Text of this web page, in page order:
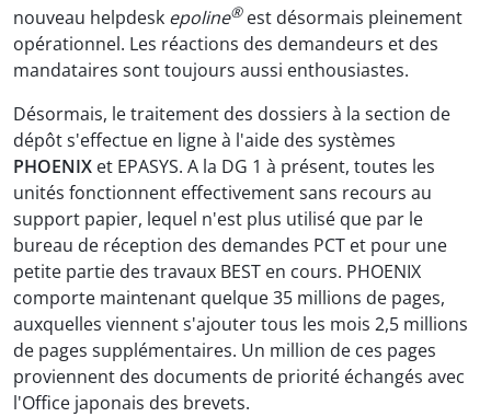
nouveau helpdesk epoline®est désormais pleinement
opérationnel. Les réactions des demandeurs et des
mandataires sont toujours aussi enthousiastes.
Désormais, le traitement des dossiers à la section de
dépôt s'effectue en ligne à l'aide des systèmes
PHOENIX et EPASYS. A la DG 1 à présent, toutes les
unités fonctionnent effectivement sans recours au
support papier, lequel n'est plus utilisé que par le
bureau de réception des demandes PCT et pour une
petite partie des travaux BEST en cours. PHOENIX
comporte maintenant quelque 35 millions de pages,
auxquelles viennent s'ajouter tous les mois 2,5 millions
de pages supplémentaires. Un million de ces pages
proviennent des documents de priorité échangés avec
l'Office japonais des brevets.